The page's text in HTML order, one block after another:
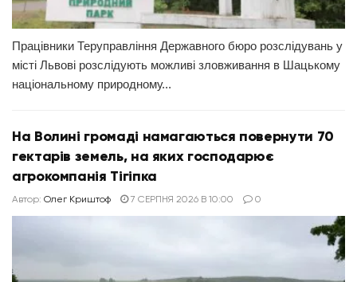
Працівники Теруправління Державного бюро розслідувань у
місті Львові розслідують можливі зловживання в Шацькому
національному природному...
На Волині громаді намагаються повернути 70
гектарів земель, на яких господарює
агрокомпанія Тігіпка
Автор: Олег Криштоф 7 СЕРПНЯ 2026 В 10:00 0